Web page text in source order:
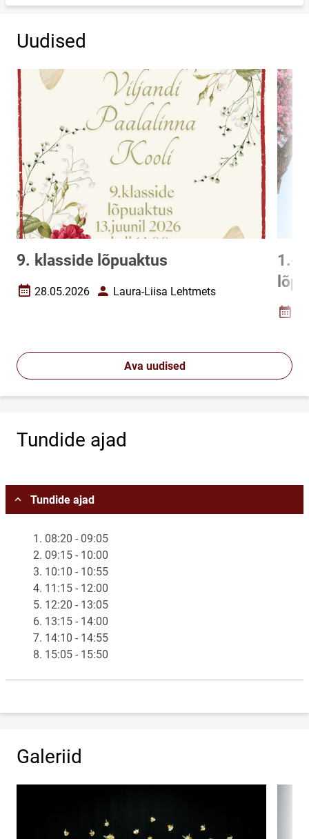
Uudised
9. klasside lõpuaktus
Loomise kuupäev
28.05.2026 AutorLaura-Liisa Lehtmets
1.-
Ava uudised
Tundide ajad
Tundide ajad
1. 08:20 - 09:05
2. 09:15 - 10:00
3. 10:10 - 10:55
4. 11:15 - 12:00
5. 12:20 - 13:05
6. 13:15 - 14:00
7. 14:10 - 14:55
8. 15:05 - 15:50
Galeriid